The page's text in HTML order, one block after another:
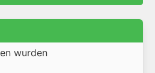
wurden